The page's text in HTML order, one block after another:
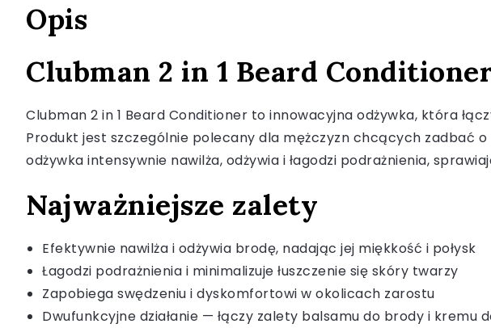
Opis
Clubman 2 in 1 Beard
Clubman 2 in 1 Beard Conditioner to innowacyjna odżywka, która
Produkt jest szczególnie polecany dla mężczyzn chcących zadbać
odżywka intensywnie nawilża, odżywia i łagodzi podrażnienia,
Najważniejsze zalety
Efektywnie nawilża i odżywia brodę, nadając jej miękkość i połysk
Łagodzi podrażnienia i minimalizuje łuszczenie się skóry twarzy
Zapobiega swędzeniu i dyskomfortowi w okolicach zarostu
Dwufunkcyjne działanie — łączy zalety balsamu do brody i kremu